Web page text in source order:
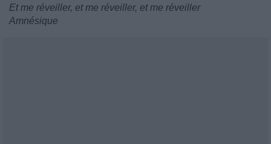
Et me réveiller, et me réveiller, et me réveiller
Amnésique